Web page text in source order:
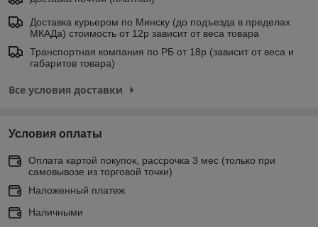
Доставка курьером по Минску (до подъезда в пределах
МКАДа) стоимость от 12р зависит от веса товара
Транспортная компания по РБ от 18р (зависит от веса и
габаритов товара)
Все условия доставки
Условия оплаты
Оплата картой покупок, рассрочка 3 мес (только при
самовывозе из торговой точки)
Наложенный платеж
Наличными